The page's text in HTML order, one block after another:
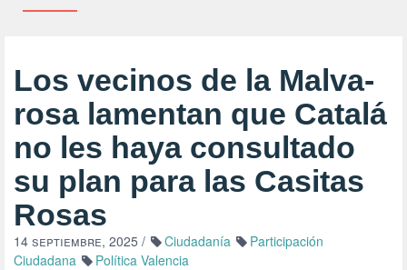
Los vecinos de la Malva-
rosa lamentan que Catalá
no les haya consultado
su plan para las Casitas
Rosas
14 septiembre, 2025 / Ciudadanía
Participación
Ciudadana
Política Valencia